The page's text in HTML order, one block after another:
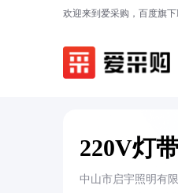
欢迎来到爱采购，百度旗下
220V灯
中山市启宇照明有限